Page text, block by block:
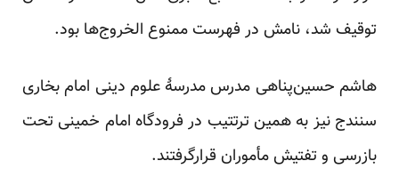
توقیف شد، نامش در فهرست ممنوع الخروج‌ها بود.
هاشم حسین‌پناهی مدرس مدرسهٔ علوم دینی امام بخاری
سنندج نیز به همین ترتتیب در فرودگاه امام خمینی تحت
بازرسی و تفتیش مأموران قرارگرفتند.